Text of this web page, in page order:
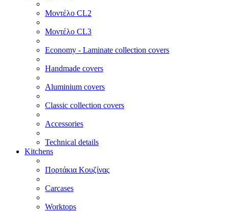
Μοντέλο CL2
Μοντέλο CL3
Economy - Laminate collection covers
Handmade covers
Aluminium covers
Classic collection covers
Accessories
Technical details
Kitchens
Πορτάκια Κουζίνας
Carcases
Worktops